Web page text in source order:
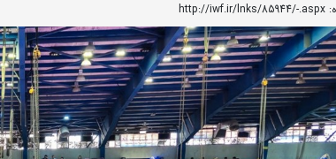
http://iwf.ir/lnks/85944/-.aspx